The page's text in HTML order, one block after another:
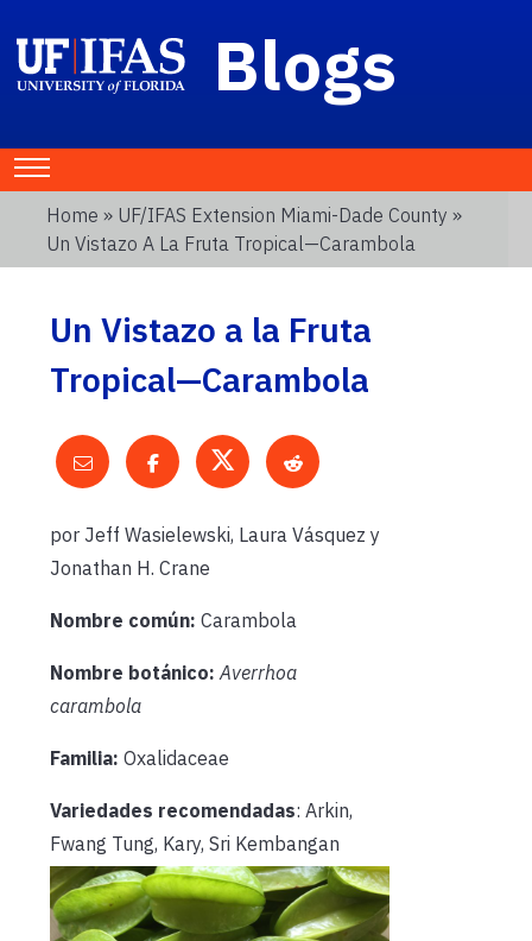
Blogs
Home » UF/IFAS Extension Miami-Dade County »
Un Vistazo A La Fruta Tropical—Carambola
Un Vistazo a la Fruta
Tropical—Carambola
por Jeff Wasielewski, Laura Vásquez y
Jonathan H. Crane
Nombre común: Carambola
Nombre botánico: Averrhoa
carambola
Familia: Oxalidaceae
Variedades recomendadas: Arkin,
Fwang Tung, Kary, Sri Kembangan